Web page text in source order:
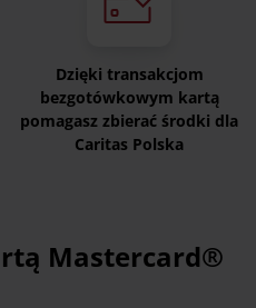
Dzięki transakcjom
bezgotówkowym kartą
pomagasz zbierać środki dla
Caritas Polska
Mastercard®